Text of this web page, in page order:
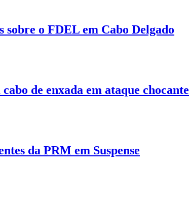
sobre o FDEL em Cabo Delgado
de enxada em ataque chocante
da PRM em Suspense